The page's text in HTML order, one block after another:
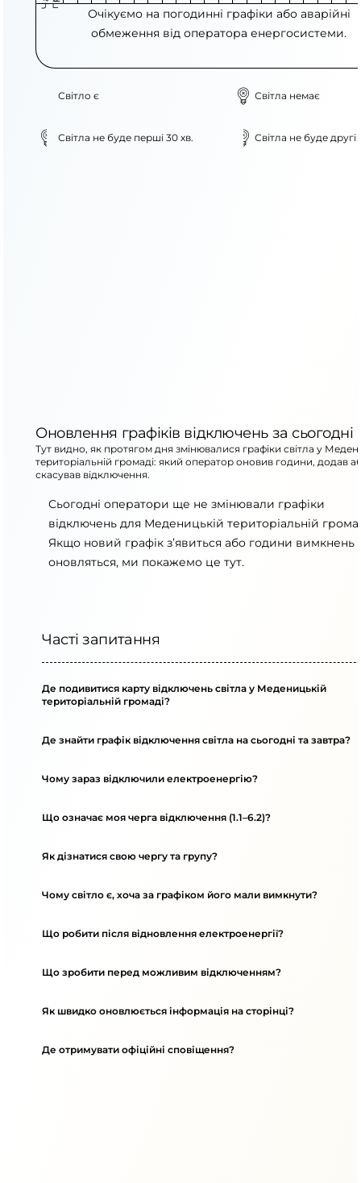
Очікуємо на погодинні графіки або аварійні
обмеження від оператора енергосистеми.
Світло є Світла немає
Світла не буде перші 30 хв. Світла не буде другі
Оновлення графіків відключень за сьогодні
Тут видно, як протягом дня змінювалися графіки світла у
територіальній громаді: який оператор оновив години, додав
скасував відключення.
Сьогодні оператори ще не змінювали графіки
відключень для Меденицькій територіальній
Якщо новий графік з’явиться або години вимкнень
оновляться, ми покажемо це тут.
Часті запитання
Де подивитися карту відключень світла у Меденицькій
територіальній громаді?
Де знайти графік відключення світла на сьогодні та завтра?
Чому зараз відключили електроенергію?
Що означає моя черга відключення (1.1–6.2)?
Як дізнатися свою чергу та групу?
Чому світло є, хоча за графіком його мали вимкнути?
Що робити після відновлення електроенергії?
Що зробити перед можливим відключенням?
Як швидко оновлюється інформація на сторінці?
Де отримувати офіційні сповіщення?